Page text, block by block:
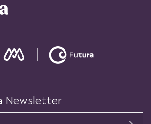
Newsletter